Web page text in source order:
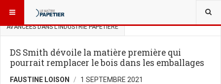
VOUS ÊTES ICI :
AVANCÉES DANS L’INDUSTRIE PAPETIÈRE
DS Smith dévoile la matière première qui
pourrait remplacer le bois dans les emballages
FAUSTINE LOISON 1 SEPTEMBRE 2021